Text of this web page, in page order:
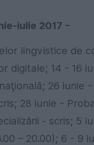
iulie 2017 -
lingvistice de
digitale; 14 - 16
26 iunie
28 iunie -
- scris; 5
– 20.00); 6 - 9